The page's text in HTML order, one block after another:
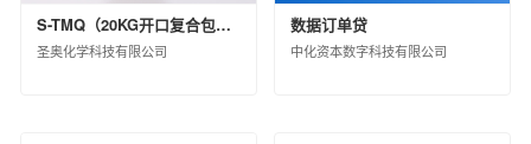
中化石油山东有限公司
中化河北有限公司
中化石油湖南有限公司
S-TMQ（20KG开口复合包装）
圣奥化学科技有限公司
数据订单贷
中化资本数字科技有限公司